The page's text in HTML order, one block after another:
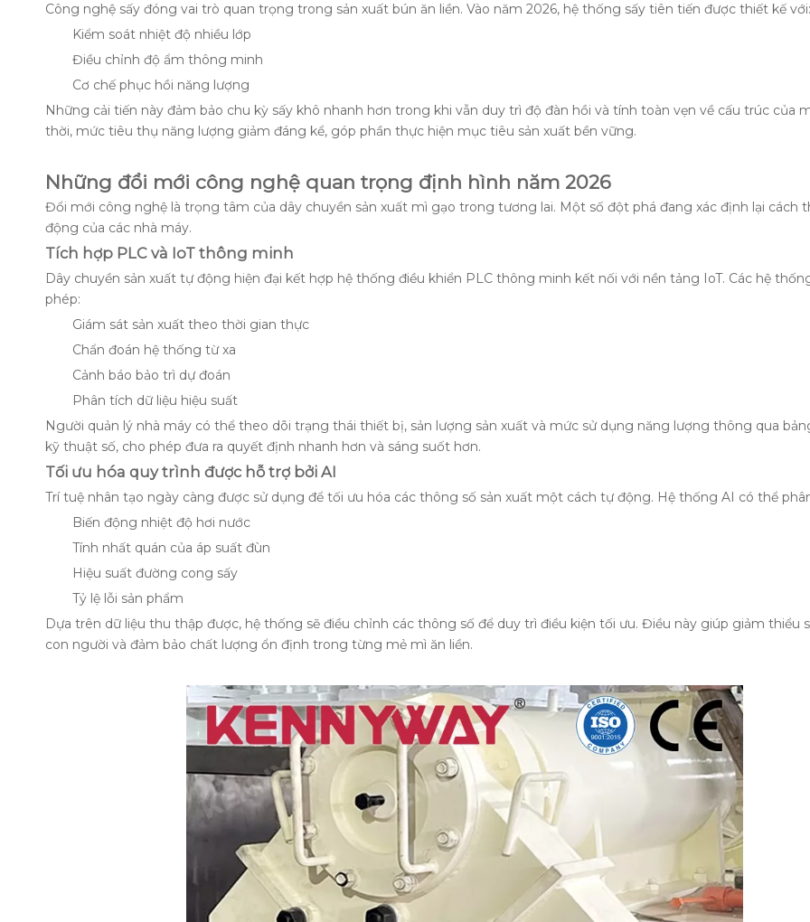
Công nghệ sấy đóng vai trò quan trọng trong sản xuất bún ăn liền. Vào năm 2026, hệ thống sấy tiên tiến được thiết kế với:
Kiểm soát nhiệt độ nhiều lớp
Điều chỉnh độ ẩm thông minh
Cơ chế phục hồi năng lượng
Những cải tiến này đảm bảo chu kỳ sấy khô nhanh hơn trong khi vẫn duy trì độ đàn hồi và tính toàn vẹn về cấu trúc của
thời, mức tiêu thụ năng lượng giảm đáng kể, góp phần thực hiện mục tiêu sản xuất bền vững.
Những đổi mới công nghệ quan trọng định hình năm 2026
Đổi mới công nghệ là trọng tâm của dây chuyền sản xuất mì gạo trong tương lai. Một số đột phá đang xác định lại cách
động của các nhà máy.
Tích hợp PLC và IoT thông minh
Dây chuyền sản xuất tự động hiện đại kết hợp hệ thống điều khiển PLC thông minh kết nối với nền tảng IoT. Các hệ
phép:
Giám sát sản xuất theo thời gian thực
Chẩn đoán hệ thống từ xa
Cảnh báo bảo trì dự đoán
Phân tích dữ liệu hiệu suất
Người quản lý nhà máy có thể theo dõi trạng thái thiết bị, sản lượng sản xuất và mức sử dụng năng lượng thông qua
kỹ thuật số, cho phép đưa ra quyết định nhanh hơn và sáng suốt hơn.
Tối ưu hóa quy trình được hỗ trợ bởi AI
Trí tuệ nhân tạo ngày càng được sử dụng để tối ưu hóa các thông số sản xuất một cách tự động. Hệ thống AI có thể
Biến động nhiệt độ hơi nước
Tính nhất quán của áp suất đùn
Hiệu suất đường cong sấy
Tỷ lệ lỗi sản phẩm
Dựa trên dữ liệu thu thập được, hệ thống sẽ điều chỉnh các thông số để duy trì điều kiện tối ưu. Điều này giúp giảm thiểu
con người và đảm bảo chất lượng ổn định trong từng mẻ mì ăn liền.